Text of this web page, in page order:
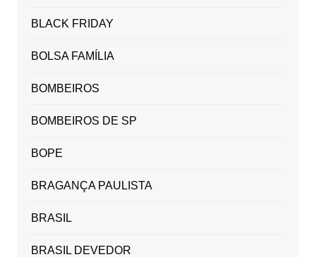
BLACK FRIDAY
BOLSA FAMÍLIA
BOMBEIROS
BOMBEIROS DE SP
BOPE
BRAGANÇA PAULISTA
BRASIL
BRASIL DEVEDOR